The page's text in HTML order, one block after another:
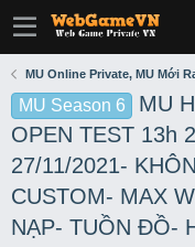
MU Online Private, MU Mới
MU Season 6
MU
OPEN TEST 13h
27/11/2021-
CUSTOM- MAX
NẠP- TUỒN ĐỒ-